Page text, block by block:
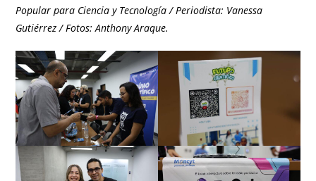
Popular para Ciencia y Tecnología / Periodista: Vanessa
Gutiérrez / Fotos: Anthony Araque.